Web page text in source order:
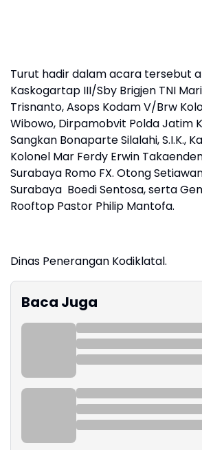
Turut hadir dalam acara tersebut
Kaskogartap III/Sby Brigjen TNI
Trisnanto, Asops Kodam V/Brw
Wibowo, Dirpamobvit Polda Jatim
Sangkan Bonaparte Silalahi, S.I.K.,
Kolonel Mar Ferdy Erwin
Surabaya Romo FX. Otong
Surabaya Boedi Sentosa, serta
Rooftop Pastor Philip Mantofa.
Dinas Penerangan Kodiklatal.
Baca Juga